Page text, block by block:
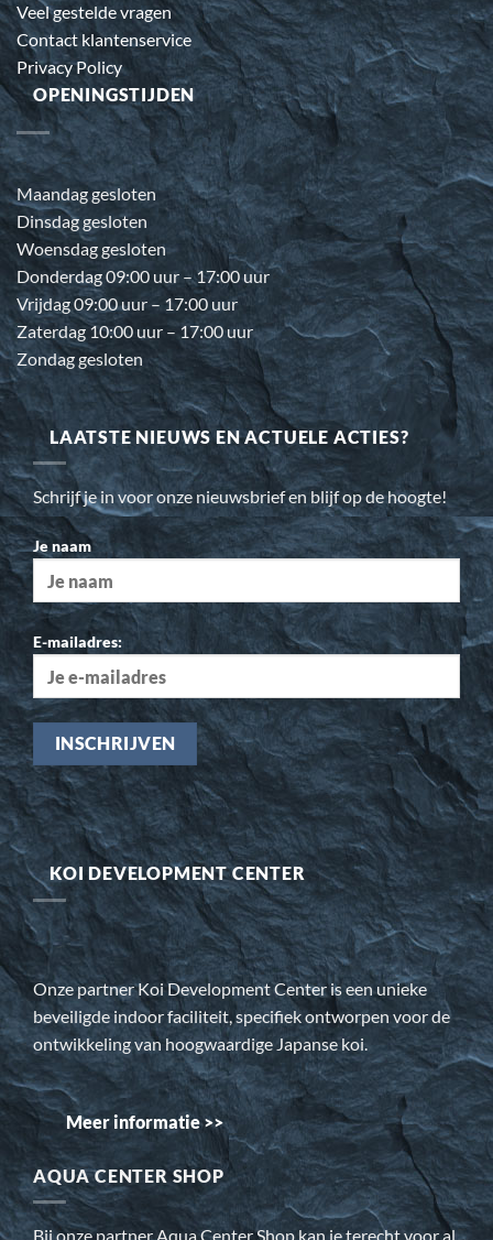
Veel gestelde vragen
Contact klantenservice
Privacy Policy
OPENINGSTIJDEN
Maandag gesloten
Dinsdag gesloten
Woensdag gesloten
Donderdag 09:00 uur – 17:00 uur
Vrijdag 09:00 uur – 17:00 uur
Zaterdag 10:00 uur – 17:00 uur
Zondag gesloten
LAATSTE NIEUWS EN ACTUELE ACTIES?
Schrijf je in voor onze nieuwsbrief en blijf op de hoogte!
Je naam
E-mailadres:
KOI DEVELOPMENT CENTER
Onze partner Koi Development Center is een unieke
beveiligde indoor faciliteit, specifiek ontworpen voor de
ontwikkeling van hoogwaardige Japanse koi.
Meer informatie >>
AQUA CENTER SHOP
Bij onze partner Aqua Center Shop kan je terecht voor al